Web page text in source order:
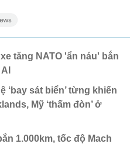
tăng NATO 'ẩn náu' bắn
‘bay sát biển’ từng khiến
Mỹ ‘thấm đòn’ ở
1.000km, tốc độ Mach